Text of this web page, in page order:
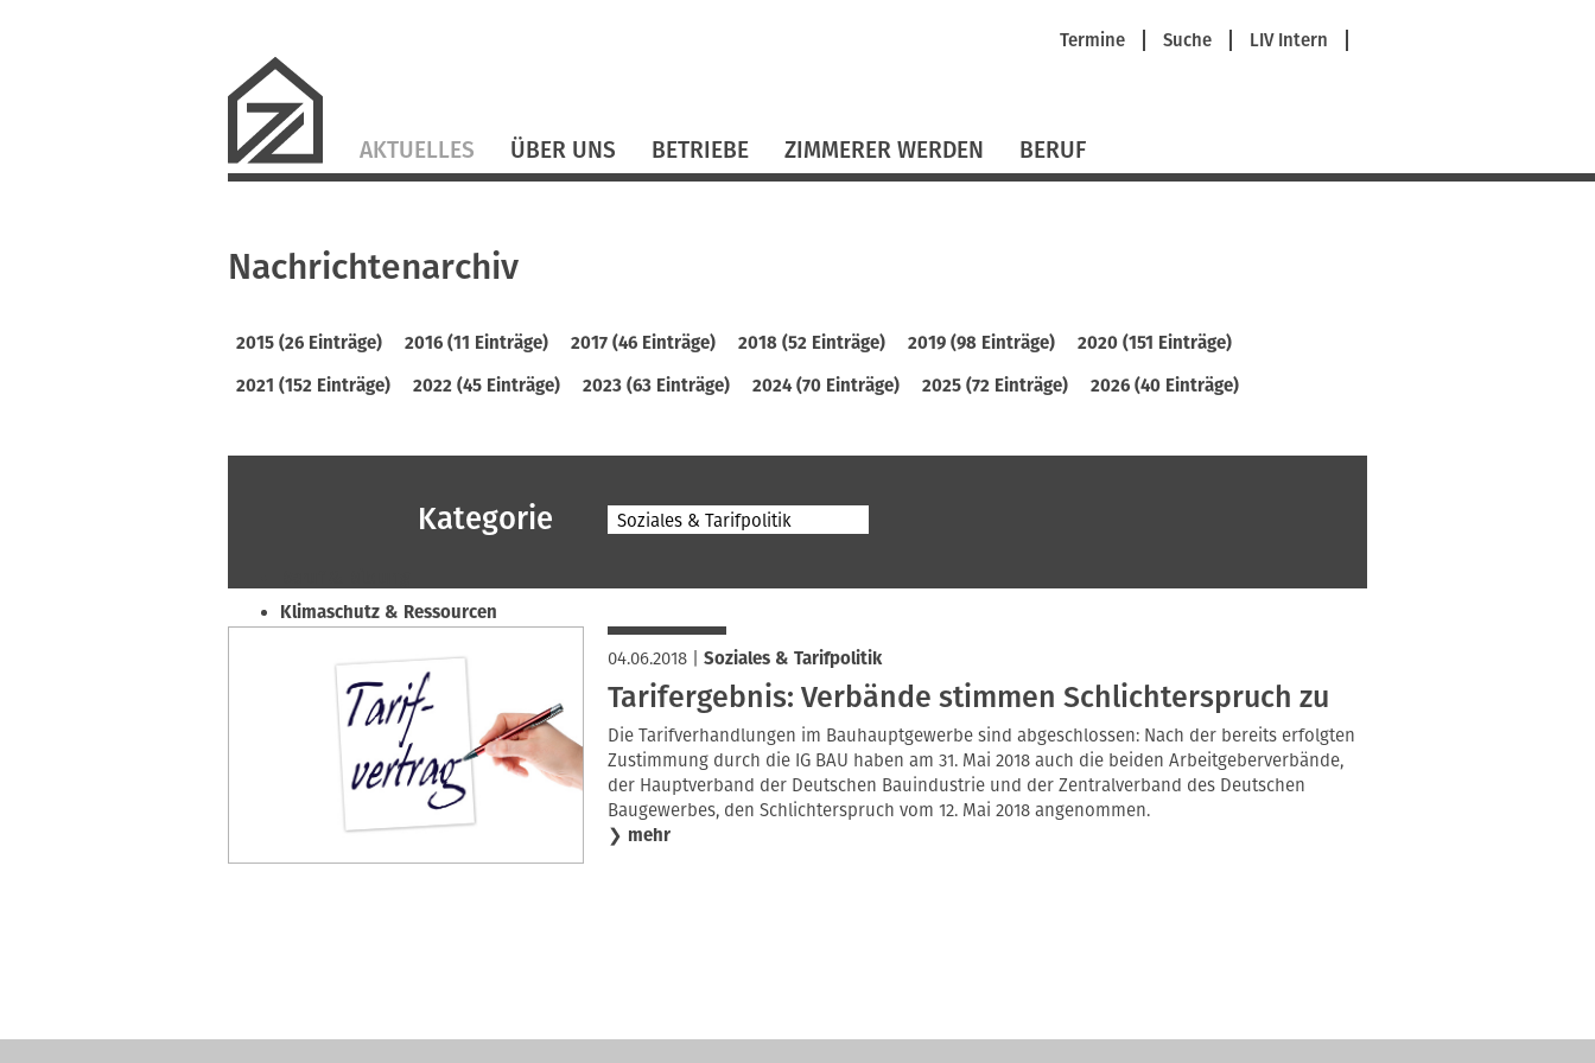
Navigation
Termine Suche LIV Intern
überspringen
AKTUELLES ÜBER UNS BETRIEBE ZIMMERER WERDEN BERUF
Nachrichtenarchiv
2015 (26 Einträge) 2016 (11 Einträge) 2017 (46 Einträge) 2018 (52 Einträge) 2019 (98 Einträge)
2020 (151 Einträge)
2021 (152 Einträge)
2022 (45 Einträge) 2023 (63 Einträge) 2024 (70 Einträge) 2025 (72 Einträge) 2026 (40 Einträge)
Kategorie Soziales & Tarifpolitik
Klimaschutz & Ressourcen
Prävention & Arbeitsschutz
Recht & Wirtschaft
Soziales & Tarifpolitik
Verband & Innungen
04.06.2018| Soziales & Tarifpolitik
Tarifergebnis: Verbände stimmen Schlichterspruch zu
Die Tarifverhandlungen im Bauhauptgewerbe sind abgeschlossen: Nach der bereits erfolgten
Zustimmung durch die IG BAU haben am 31. Mai 2018 auch die beiden Arbeitgeberverbände,
der Hauptverband der Deutschen Bauindustrie und der Zentralverband des Deutschen
Baugewerbes, den Schlichterspruch vom 12. Mai 2018 angenommen.
❯ mehr